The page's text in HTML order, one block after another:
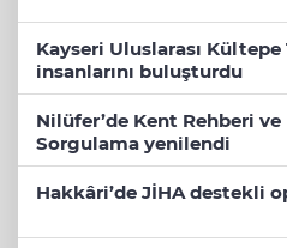
Kayseri Uluslarası Kültepe
insanlarını buluşturdu
Nilüfer’de Kent Rehberi
Sorgulama yenilendi
Hakkâri’de JİHA destekli